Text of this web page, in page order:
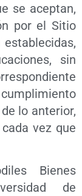
se aceptan,
por el Sitio
sin
lo anterior,
vez que
Bienes
de